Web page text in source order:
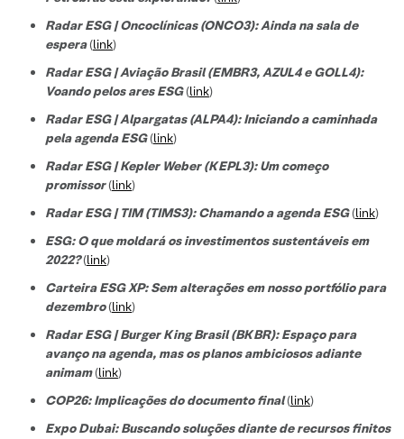
Radar ESG | Oncoclínicas (ONCO3): Ainda na sala de
espera(link)
Radar ESG | Aviação Brasil (EMBR3, AZUL4 e GOLL4):
Voando pelos ares ESG(link)
Radar ESG | Alpargatas (ALPA4): Iniciando a caminhada
pela agenda ESG(link)
Radar ESG | Kepler Weber (KEPL3): Um começo
promissor(link)
Radar ESG | TIM (TIMS3): Chamando a agenda ESG(link)
ESG: O que moldará os investimentos sustentáveis em
2022?(link)
Carteira ESG XP: Sem alterações em nosso portfólio para
dezembro(link)
Radar ESG | Burger King Brasil (BKBR): Espaço para
avanço na agenda, mas os planos ambiciosos adiante
animam(link)
COP26: Implicações do documento final(link)
Expo Dubai: Buscando soluções diante de recursos finitos